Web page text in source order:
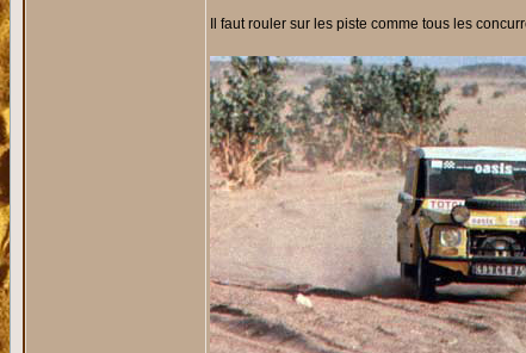
Il faut rouler sur les piste comme tous les